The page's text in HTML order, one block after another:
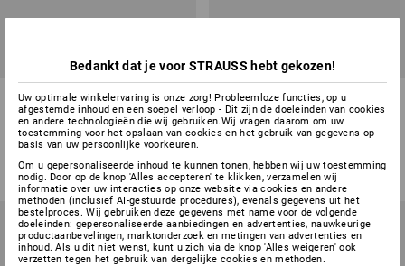
Assortiment slangklemmen in
STRAUSSbox 118 midi
variant
(incl. BTW) v.a. 6 sets
Assort. kabelklemmen/-kousen
STRAUSSbox midi
1 variant
(incl. BTW) v.a. 6 sets
Bedankt dat je voor STRAUSS hebt gekozen!
Uw optimale winkelervaring is onze zorg! Probleemloze functies, op u
afgestemde inhoud en een soepel verloop - Dit zijn de doeleinden van cookies
en andere technologieën die wij gebruiken.Wij vragen daarom om uw
toestemming voor het opslaan van cookies en het gebruik van gegevens op
basis van uw persoonlijke voorkeuren.
Om u gepersonaliseerde inhoud te kunnen tonen, hebben wij uw toestemming
nodig. Door op de knop 'Alles accepteren' te klikken, verzamelen wij
informatie over uw interacties op onze website via cookies en andere
methoden (inclusief AI-gestuurde procedures), evenals gegevens uit het
bestelproces. Wij gebruiken deze gegevens met name voor de volgende
doeleinden: gepersonaliseerde aanbiedingen en advertenties, nauwkeurige
productaanbevelingen, marktonderzoek en metingen van advertenties en
inhoud. Als u dit niet wenst, kunt u zich via de knop 'Alles weigeren' ook
verzetten tegen het gebruik van dergelijke cookies en methoden.